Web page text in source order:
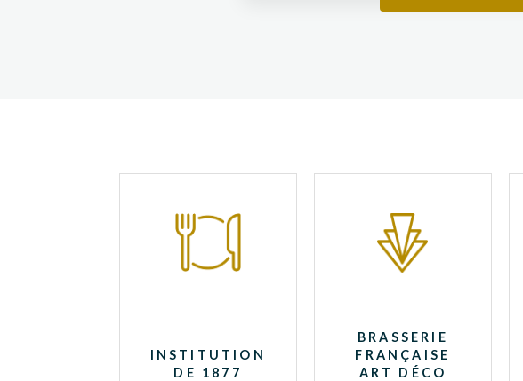
INSTITUTION
DE 1877
BRASSERIE
FRANÇAISE
ART DÉCO